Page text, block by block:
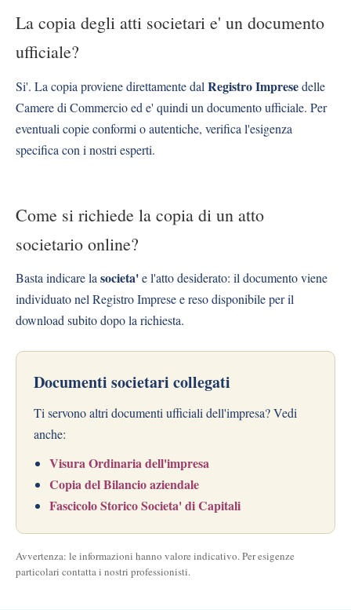
La copia degli atti societari e' un documento
ufficiale?
Si'. La copia proviene direttamente dalRegistro Impresedelle
Camere di Commercio ed e' quindi un documento ufficiale. Per
eventuali copie conformi o autentiche, verifica l'esigenza
specifica con i nostri esperti.
Come si richiede la copia di un atto
societario online?
Basta indicare lasocieta'e l'atto desiderato: il documento viene
individuato nel Registro Imprese e reso disponibile per il
download subito dopo la richiesta.
Documenti societari collegati
Ti servono altri documenti ufficiali dell'impresa? Vedi
anche:
Visura Ordinaria dell'impresa
Copia del Bilancio aziendale
Fascicolo Storico Societa' di Capitali
Avvertenza: le informazioni hanno valore indicativo. Per esigenze
particolari contatta i nostri professionisti.